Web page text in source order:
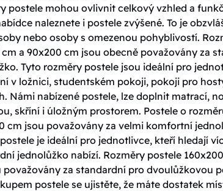
postele mohou ovlivnit celkový vzhled a
naleznete i postele zvýšené. To je
nebo osoby s omezenou pohyblivostí.
a 90x200 cm jsou obecně považovány za
Tyto rozměry postele jsou ideální pro
v ložnici, studentském pokoji, pokoji pro
Námi nabízené postele, lze doplnit matrací,
skříní i úložným prostorem. Postele o
cm jsou považovány za velmi komfortní
je ideální pro jednotlivce, kteří hledají
jednolůžko nabízí. Rozměry postele
považovány za standardní pro dvoulůžkovou
postele se ujistěte, že máte dostatek